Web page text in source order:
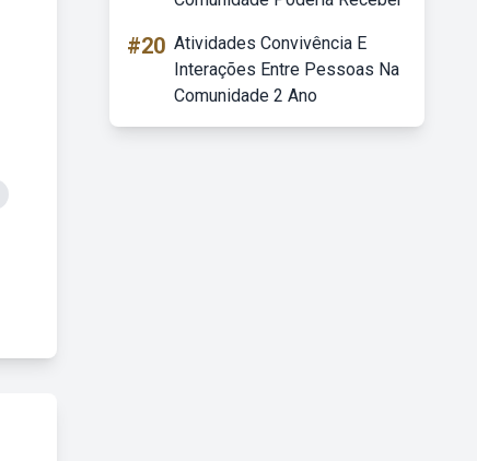
#20 Atividades Convivência E
Interações Entre Pessoas Na
Comunidade 2 Ano